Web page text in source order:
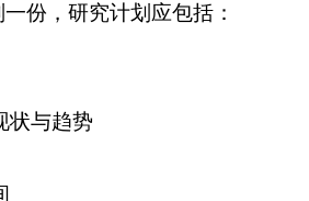
份，研究计划应包括：
状与趋势